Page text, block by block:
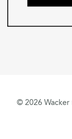
© 2026 Wacker